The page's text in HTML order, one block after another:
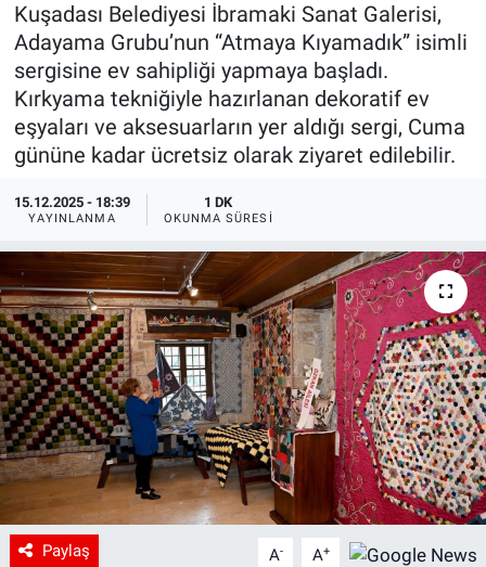
Kuşadası Belediyesi İbramaki Sanat Galerisi,
Adayama Grubu’nun “Atmaya Kıyamadık” isimli
sergisine ev sahipliği yapmaya başladı.
Kırkyama tekniğiyle hazırlanan dekoratif ev
eşyaları ve aksesuarların yer aldığı sergi, Cuma
gününe kadar ücretsiz olarak ziyaret edilebilir.
15.12.2025 - 18:39
YAYINLANMA
1 DK
OKUNMA SÜRESI
Paylaş A- A+